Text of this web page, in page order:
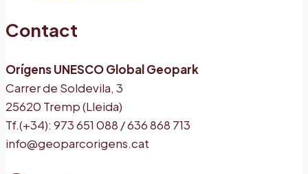
Contact
Orígens UNESCO Global Geopark
Carrer de Soldevila, 3
25620 Tremp (Lleida)
Tf.(+34): 973 651 088 / 636 868 713
info@geoparcorigens.cat